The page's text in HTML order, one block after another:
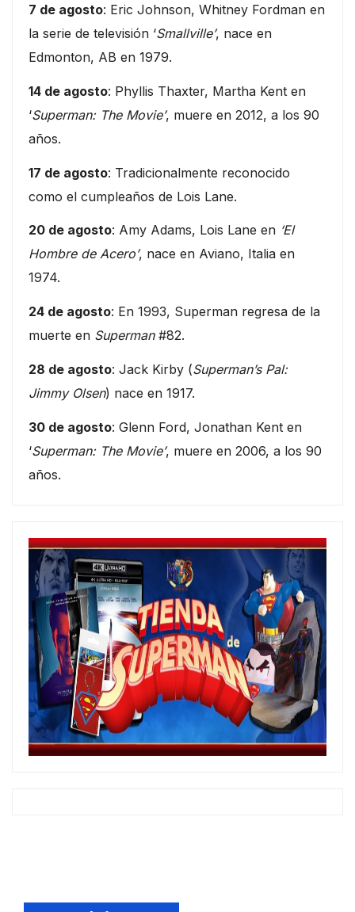
7 de agosto: Eric Johnson, Whitney Fordman en
la serie de televisión ‘Smallville’, nace en
Edmonton, AB en 1979.
14 de agosto: Phyllis Thaxter, Martha Kent en
‘Superman: The Movie’, muere en 2012, a los 90
años.
17 de agosto: Tradicionalmente reconocido
como el cumpleaños de Lois Lane.
20 de agosto: Amy Adams, Lois Lane en ‘El
Hombre de Acero’, nace en Aviano, Italia en
1974.
24 de agosto: En 1993, Superman regresa de la
muerte en Superman#82.
28 de agosto: Jack Kirby (Superman’s Pal:
Jimmy Olsen) nace en 1917.
30 de agosto: Glenn Ford, Jonathan Kent en
‘Superman: The Movie’, muere en 2006, a los 90
años.